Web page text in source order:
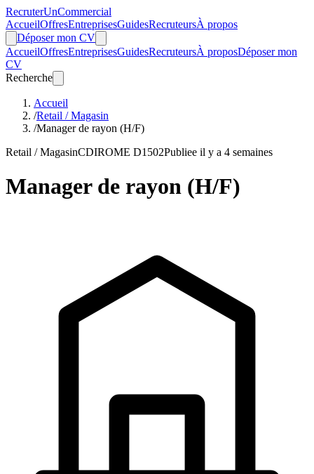
RecruterUnCommercial
AccueilOffresEntreprisesGuidesRecruteursÀ propos
Déposer mon CV
AccueilOffresEntreprisesGuidesRecruteursÀ proposDéposer mon
CV
Recherche
Accueil
/Retail / Magasin
/Manager de rayon (H/F)
Retail / MagasinCDIROME D1502Publiee il y a 4 semaines
Manager de rayon (H/F)